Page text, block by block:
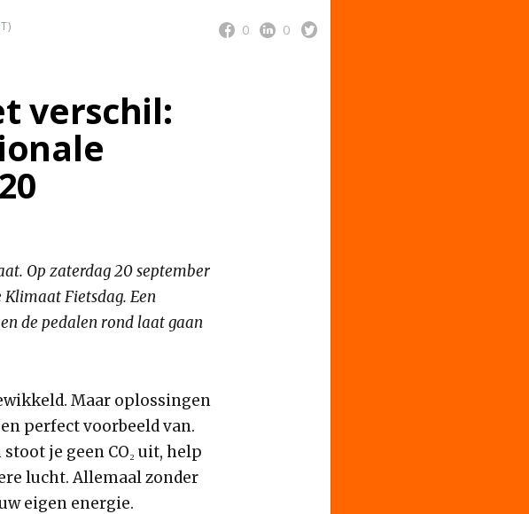
0
0
verschil:
Op zaterdag 20 september
Fietsdag. Een
de pedalen rond laat gaan
Maar oplossingen
perfect voorbeeld van.
je geen CO₂ uit, help
lucht. Allemaal zonder
eigen energie.